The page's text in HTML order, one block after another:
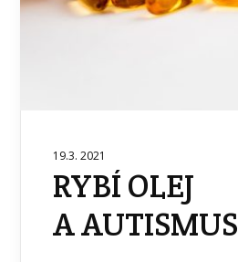
19.3. 2021
RYBÍ OLEJ
A AUTISMUS